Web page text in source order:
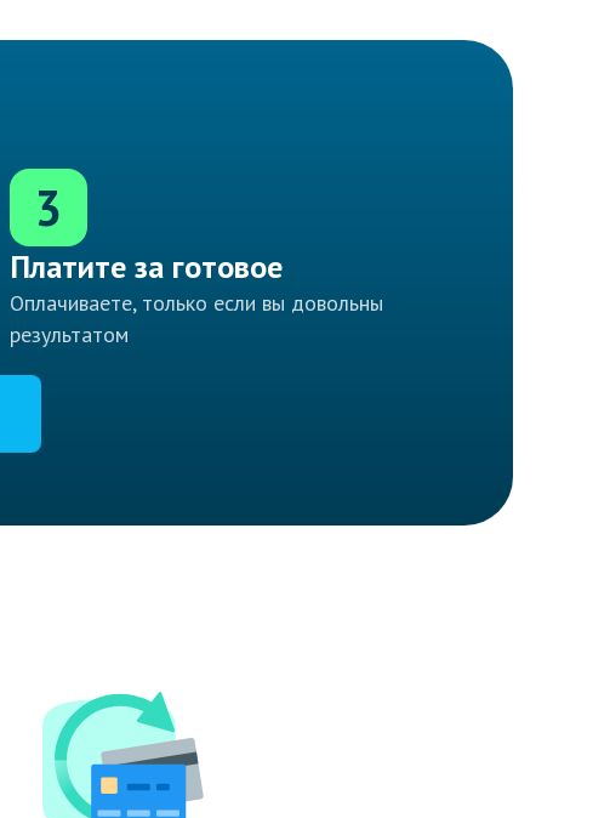
3
Платите за готовое
Оплачиваете, только если вы довольны
результатом